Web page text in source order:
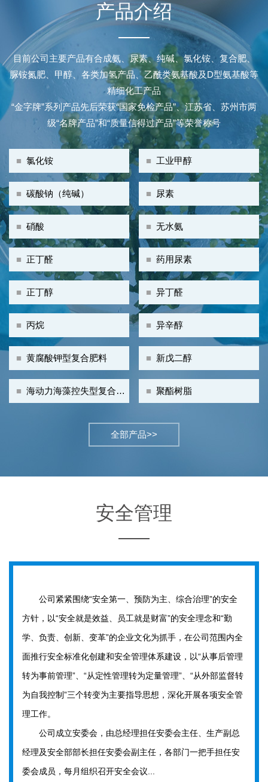
产品介绍
目前公司主要产品有合成氨、尿素、纯碱、氯化铵、复合肥、
脲铵氮肥、甲醇、各类加氢产品、乙酰类氨基酸及D型氨基酸等
精细化工产品
“金字牌”系列产品先后荣获“国家免检产品”、江苏省、苏州市两
级“名牌产品”和“质量信得过产品”等荣誉称号
■ 工业甲醇
■ 氯化铵
■ 尿素
■ 碳酸钠（纯碱）
■无水氨
■ 硝酸
■药用尿素
■ 正丁醛
■异丁醛
■ 正丁醇
■异辛醇
■ 丙烷
■ 新戊二醇
■ 黄腐酸钾型复合肥料
■聚酯树脂
■ 海动力海藻控失型复合肥
全部产品>>
安全管理
公司紧紧围绕“安全第一、预防为主、综合治理”的安全
方针，以“安全就是效益、员工就是财富”的安全理念和“勤
学、负责、创新、变革”的企业文化为抓手，在公司范围内全
面推行安全标准化创建和安全管理体系建设，以“从事后管理
转为事前管理”、“从定性管理转为定量管理”、“从外部监督转
为自我控制”三个转变为主要指导思想，深化开展各项安全管
理工作。
公司成立安委会，由总经理担任安委会主任、生产副总
经理及安全部部长担任安委会副主任，各部门一把手担任安
委会成员，每月组织召开安全会议...